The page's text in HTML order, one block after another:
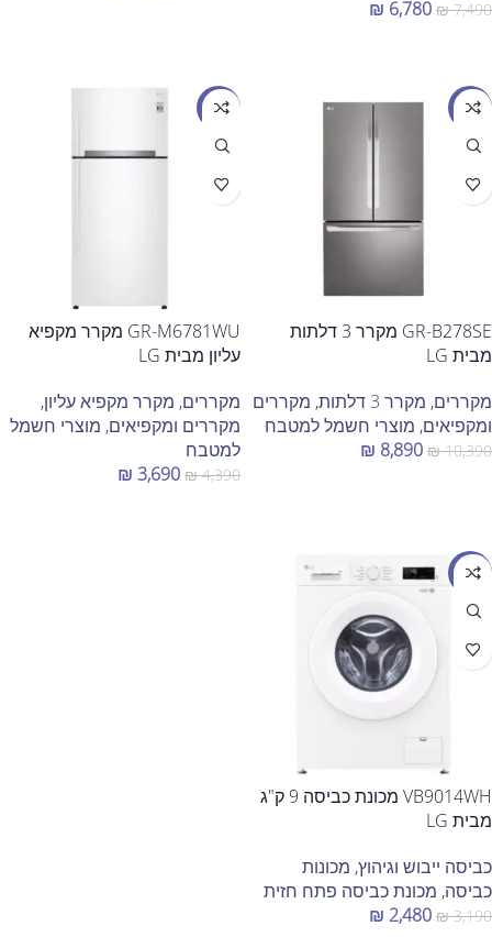
₪7,490
₪ 6,780
מבצע
GR-B278SE מקרר 3 דלתות
מבית LG
מקררים, מקרר 3 דלתות , מקררים
ומקפיאים, מוצרי חשמל למטבח
₪10,390
₪ 8,890
מבצע
GR-M6781WU מקרר מקפיא
עליון מבית LG
מקררים, מקרר מקפיא עליון,
מקררים ומקפיאים, מוצרי חשמל
למטבח
₪4,390
₪ 3,690
מבצע
VB9014WH מכונת כביסה 9 ק"ג
מבית LG
כביסה ייבוש וגיהוץ, מכונות
כביסה, מכונת כביסה פתח חזית
₪3,190
₪ 2,480